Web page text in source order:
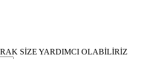
SİZE YARDIMCI OLABİLİRİZ